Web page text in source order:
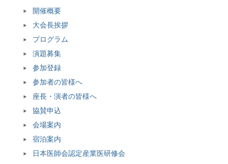
開催概要
大会長挨拶
プログラム
演題募集
参加登録
参加者の皆様へ
座長・演者の皆様へ
協賛申込
会場案内
宿泊案内
日本医師会認定産業医研修会